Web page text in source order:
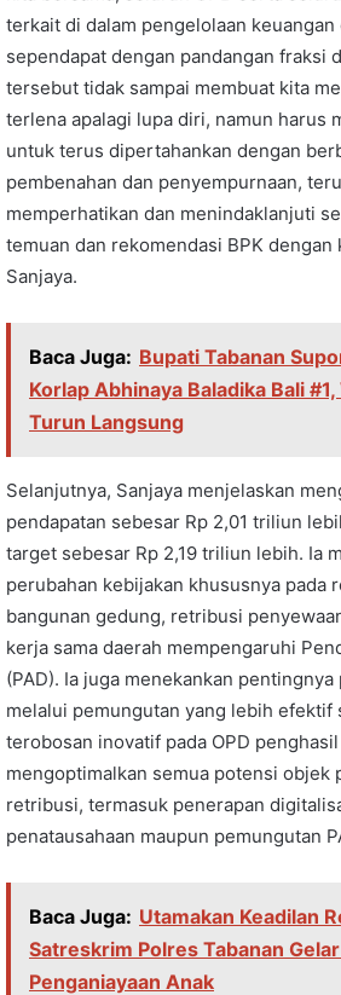
terkait di dalam pengelolaan keuangan
sependapat dengan pandangan fraksi
tersebut tidak sampai membuat kita
terlena apalagi lupa diri, namun harus
untuk terus dipertahankan dengan
pembenahan dan penyempurnaan,
memperhatikan dan menindaklanjuti
temuan dan rekomendasi BPK dengan
Sanjaya.
Baca Juga: Bupati Tabanan
Korlap Abhinaya Baladika Bali
Turun Langsung
Selanjutnya, Sanjaya menjelaskan
pendapatan sebesar Rp 2,01 triliun
target sebesar Rp 2,19 triliun lebih. Ia
perubahan kebijakan khususnya pada
bangunan gedung, retribusi
kerja sama daerah mempengaruhi
(PAD). Ia juga menekankan pentingnya
melalui pemungutan yang lebih
terobosan inovatif pada OPD
mengoptimalkan semua potensi objek
retribusi, termasuk penerapan
penatausahaan maupun pemungutan
Baca Juga: Utamakan Keadilan
Satreskrim Polres Tabanan
Penganiayaan Anak